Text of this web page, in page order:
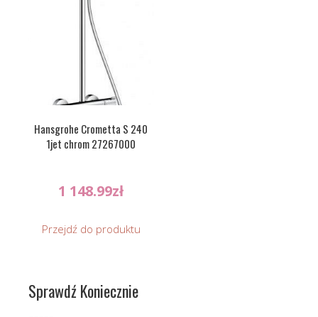
Hansgrohe Crometta S 240
1jet chrom 27267000
1 148.99zł
Przejdź do produktu
Sprawdź Koniecznie